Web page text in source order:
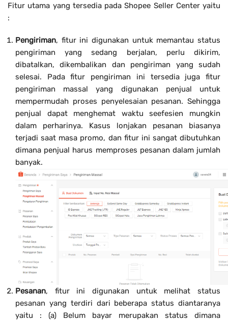
Fitur utama yang tersedia pada Shopee Seller Center yaitu
:
Pengiriman, fitur ini digunakan untuk memantau status
pengiriman yang sedang berjalan, perlu dikirim,
dibatalkan, dikembalikan dan pengiriman yang sudah
selesai. Pada fitur pengiriman ini tersedia juga fitur
pengiriman massal yang digunakan penjual untuk
mempermudah proses penyelesaian pesanan. Sehingga
penjual dapat menghemat waktu seefesien mungkin
dalam perharinya. Kasus lonjakan pesanan biasanya
terjadi saat masa promo, dan fitur ini sangat dibutuhkan
dimana penjual harus memproses pesanan dalam jumlah
banyak.
Pesanan, fitur ini digunakan untuk melihat status
pesanan yang terdiri dari beberapa status diantaranya
yaitu : (a) Belum bayar merupakan status dimana